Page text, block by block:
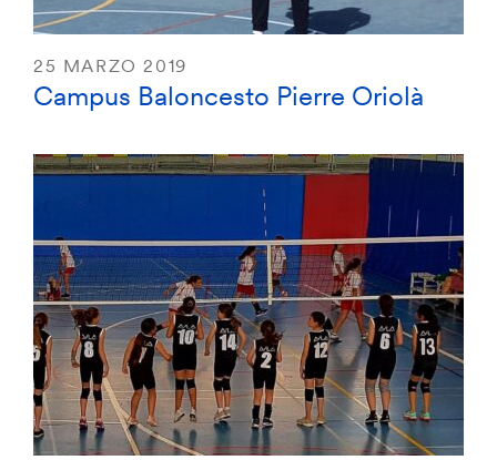
25 MARZO 2019
Campus Baloncesto Pierre Oriolà